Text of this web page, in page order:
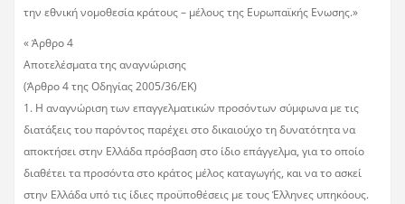
την εθνική νομοθεσία κράτους – μέλους της Ευρωπαϊκής Ενωσης.»
« Άρθρο 4
Αποτελέσματα της αναγνώρισης
(Άρθρο 4 της Οδηγίας 2005/36/ΕΚ)
1. Η αναγνώριση των επαγγελματικών προσόντων σύμφωνα με τις
διατάξεις του παρόντος παρέχει στο δικαιούχο τη δυνατότητα να
αποκτήσει στην Ελλάδα πρόσβαση στο ίδιο επάγγελμα, για το οποίο
διαθέτει τα προσόντα στο κράτος μέλος καταγωγής, και να το ασκεί
στην Ελλάδα υπό τις ίδιες προϋποθέσεις με τους Έλληνες υπηκόους.